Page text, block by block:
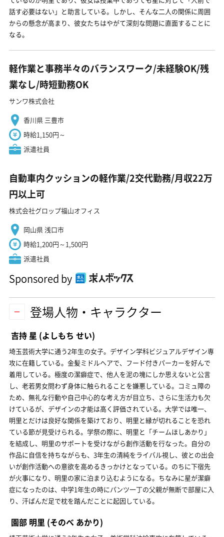
話す必要はない」と助言している。しかし、そんな二人の関係に周囲
からの懸念が高まり、彼女たちはやがて深刻な問題に直面することに
なる。
軽作業と事務半々のバランスワーク/未経験OK/残
業なし/時短勤務OK
サンワ株式会社
香川県 三豊市
時給1,150円～
派遣社員
自動車内クッションの軽作業/2交代勤務/月収22万
円以上可
株式会社グロップ福山オフィス
岡山県 浅口市
時給1,200円～1,500円
派遣社員
Sponsored by
登場人物・キャラクター
吉持 星 (よしもち せい)
埼玉芸術大学に通う2年生の女子。デザイン学科ビジュアルデザイン専
攻に在籍している。金髪ミドルヘアで、フード付きパーカーを好んで
着用している。極度の潔癖症で、他人を泥の塊にしか思えないと公言
し、老若男女問わず身体に触られることを嫌悪している。コミュ障の
ため、無礼な行動や自己中心的な考え方が目立ち、さらに生活力も欠
けているが、デザインの才能は高く評価されている。大学では唯一、
明里とだけは良好な関係を築けており、明里と縁が切れることを恐れ
ている節が見受けられる。学祭の際に、明里と「チームほしあかり」
を結成し、明里のサポートを受けながら創作活動を行なった。自分の
作品に自信を持ちながらも、3年生の清純をライバル視し、彼との出会
いが創作活動への意欲を高めるきっかけとなっている。のちに下宿先
が火事になり、明里の家に泊まり込むようになる。ちなみに星が潔癖
症になったのは、中学1年生の時にパンツ一丁の父親が無断で部屋に入
り、汗ばんだ足で枕を踏んだことに起因している。
園部 明里 (そのべ あかり)